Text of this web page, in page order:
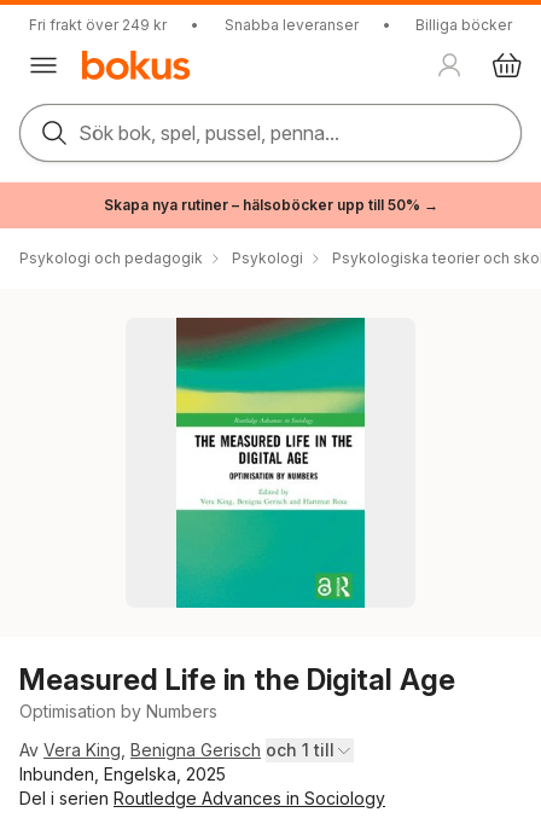
Fri frakt över 249 kr • Snabba leveranser • Billiga böcker
Sök bok, spel, pussel, penna...
Skapa nya rutiner – hälsoböcker upp till 50% →
Psykologi och pedagogik Psykologi Psykologiska teorier och
Measured Life in the Digital Age
Optimisation by Numbers
Av Vera King Benigna Gerisch och 1 till
Inbunden, Engelska, 2025
Del i serien Routledge Advances in Sociology